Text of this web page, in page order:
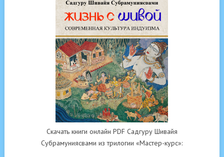
Скачать книги онлайн PDF Садгуру Шивайя
Субрамуниясвами из трилогии «Мастер-курс»: